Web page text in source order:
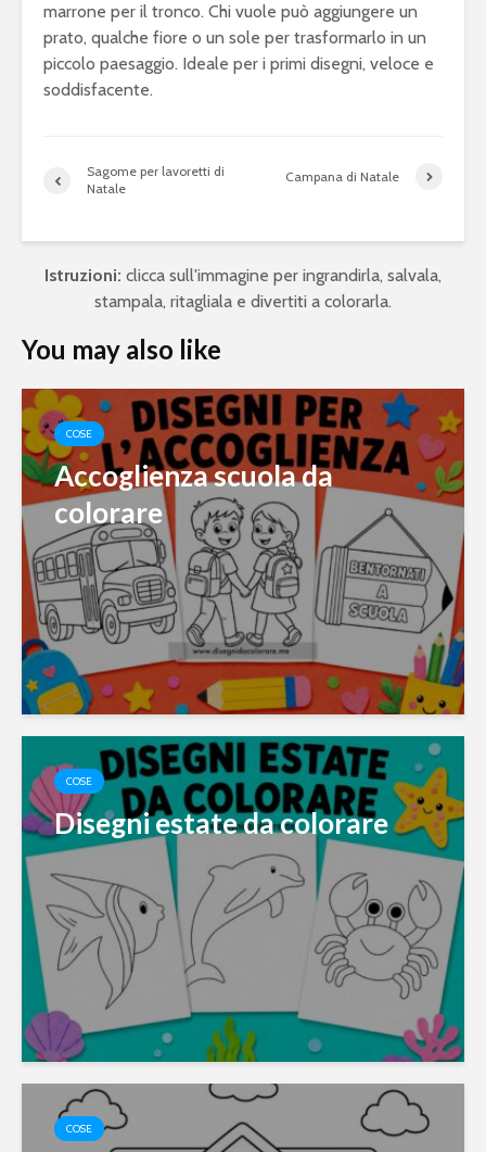
marrone per il tronco. Chi vuole può aggiungere un
prato, qualche fiore o un sole per trasformarlo in un
piccolo paesaggio. Ideale per i primi disegni, veloce e
soddisfacente.
Sagome per lavoretti di
Natale
Campana di Natale
Istruzioni: clicca sull'immagine per ingrandirla, salvala,
stampala, ritagliala e divertiti a colorarla.
You may also like
COSE
Accoglienza scuola da
colorare
COSE
Disegni estate da colorare
COSE